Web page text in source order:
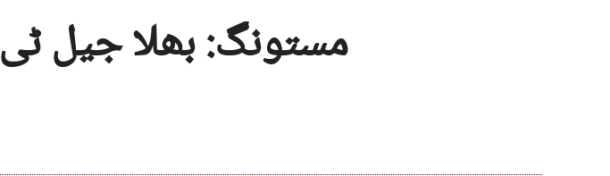
مستونگ: بھلا جیل ٹی 9 بندی کرونا نا آماچ